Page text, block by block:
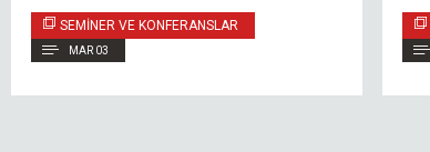
Köprüler” Başlıklı Konferans
SEMINER VE KONFERANSLAR
MAR 03